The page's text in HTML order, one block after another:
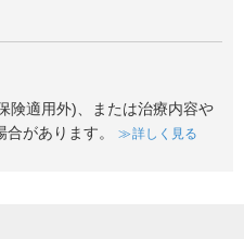
険適用外)、または治療内容や
があります。
詳しく見る